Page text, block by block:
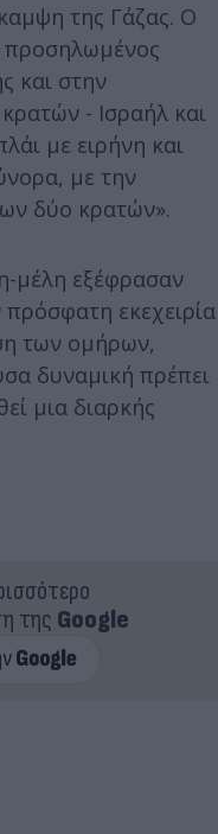
της Γάζας. Ο
και στην
- Ισραήλ και
με ειρήνη και
με την
δύο κρατών».
μέλη εξέφρασαν
εκεχειρία
των ομήρων,
δυναμική πρέπει
μια διαρκής
της Google